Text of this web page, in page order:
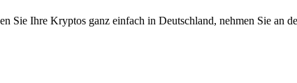
Sie Ihre Kryptos ganz einfach in Deutschland, nehmen Sie an